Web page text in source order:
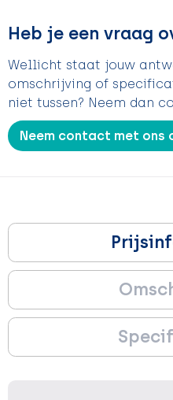
Heb je een vraag
Wellicht staat jouw
omschrijving of
niet tussen? Neem dan
Neem contact met ons